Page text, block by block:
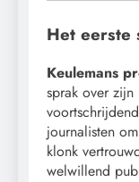
Het eerste
Keulemans
sprak over
journalisten
klonk
welwillend